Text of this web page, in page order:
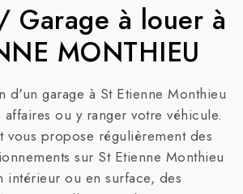
Garage à louer à
MONTHIEU
d'un garage à St Etienne Monthieu
ou y ranger votre véhicule.
vous propose régulièrement des
sur St Etienne Monthieu
intérieur ou en surface, des